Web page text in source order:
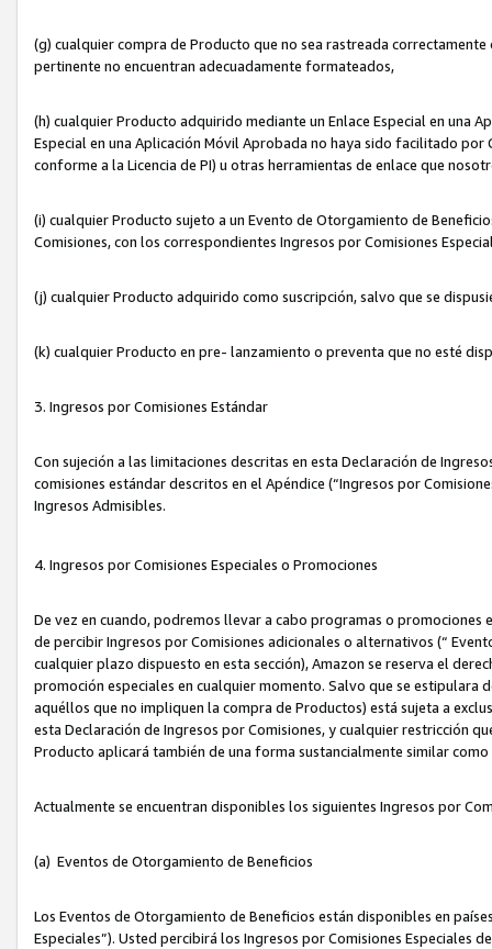
(g) cualquier compra de Producto que no sea rastreada
pertinente no encuentran adecuadamente formateados,
(h) cualquier Producto adquirido mediante un Enlace Especial en una
Especial en una Aplicación Móvil Aprobada no haya sido facilitado
conforme a la Licencia de PI) u otras herramientas de enlace que
(i) cualquier Producto sujeto a un Evento de Otorgamiento de
Comisiones, con los correspondientes Ingresos por Comisiones
(j) cualquier Producto adquirido como suscripción, salvo que se
(k) cualquier Producto en pre- lanzamiento o preventa que no esté
3. Ingresos por Comisiones Estándar
Con sujeción a las limitaciones descritas en esta Declaración de
comisiones estándar descritos en el Apéndice (“Ingresos por
Ingresos Admisibles.
4. Ingresos por Comisiones Especiales o Promociones
De vez en cuando, podremos llevar a cabo programas o
de percibir Ingresos por Comisiones adicionales o alternativos (“
cualquier plazo dispuesto en esta sección), Amazon se reserva el
promoción especiales en cualquier momento. Salvo que se
aquéllos que no impliquen la compra de Productos) está sujeta a
esta Declaración de Ingresos por Comisiones, y cualquier restricción
Producto aplicará también de una forma sustancialmente similar
Actualmente se encuentran disponibles los siguientes Ingresos por
(a) Eventos de Otorgamiento de Beneficios
Los Eventos de Otorgamiento de Beneficios están disponibles en
Especiales”). Usted percibirá los Ingresos por Comisiones Especiales